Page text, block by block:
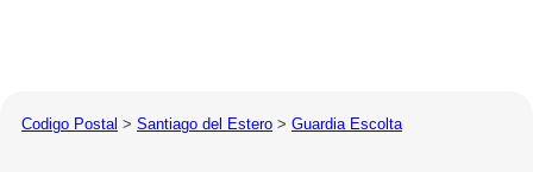
Codigo Postal > Santiago del Estero > Guardia Escolta